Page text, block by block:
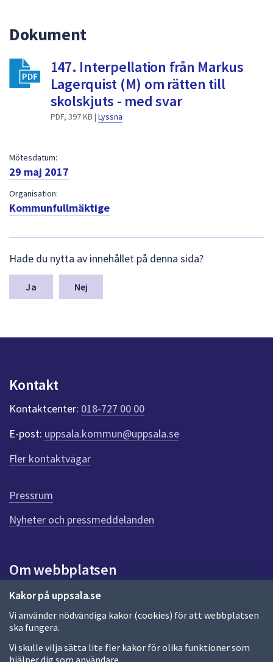
att
välja
något
av
Kakor på uppsala.se
Vi använder nödvändiga kakor (cookies) för att webbplatsen
ska fungera.
Vi skulle vilja sätta lite fler kakor för olika funktioner som
hjälper dig som användare.
Dokument
147. Interpellation från Markus
Lagerquist (M) om rätten till
skolskjuts - med svar
PDF, 397 KB | Lyssna
Mötesdatum:
29 maj 2017
Organisation:
Kommunfullmäktige
ä
m
a
n
k
t
e
r
f
ö
r
e
n
n
a
d
a
Hade du nytta av innehållet på denna sida?
Nej
Kontakt
Kontaktcenter: 018-727 00 00
E-post: uppsala.kommun@uppsala.se
Fler kontaktvägar
Pressrum
Nyheter och pressmeddelanden
Om webbplatsen
Om webbplatsen
Allmänna handlingar och diarium
Behandling av personuppgifter